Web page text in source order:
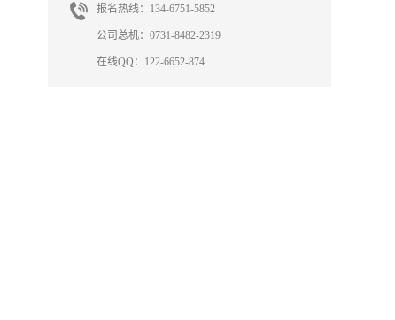
报名热线：134-6751-5852
公司总机：0731-8482-2319
在线QQ：122-6652-874